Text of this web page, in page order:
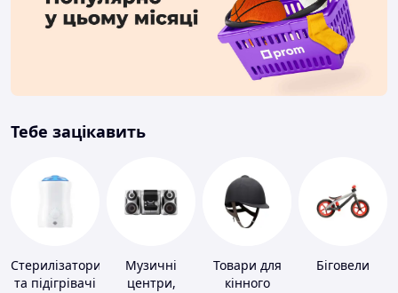
Тебе зацікавить
Стерилізатори
та підігрівачі
Музичні
центри,
Товари для
кінного
Біговели